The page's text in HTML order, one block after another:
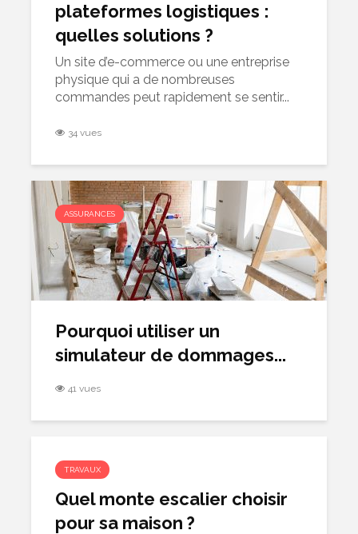
plateformes logistiques :
quelles solutions ?
Un site d’e-commerce ou une entreprise
physique qui a de nombreuses
commandes peut rapidement se sentir...
34 vues
ASSURANCES
Pourquoi utiliser un
simulateur de dommages...
41 vues
TRAVAUX
Quel monte escalier choisir
pour sa maison ?